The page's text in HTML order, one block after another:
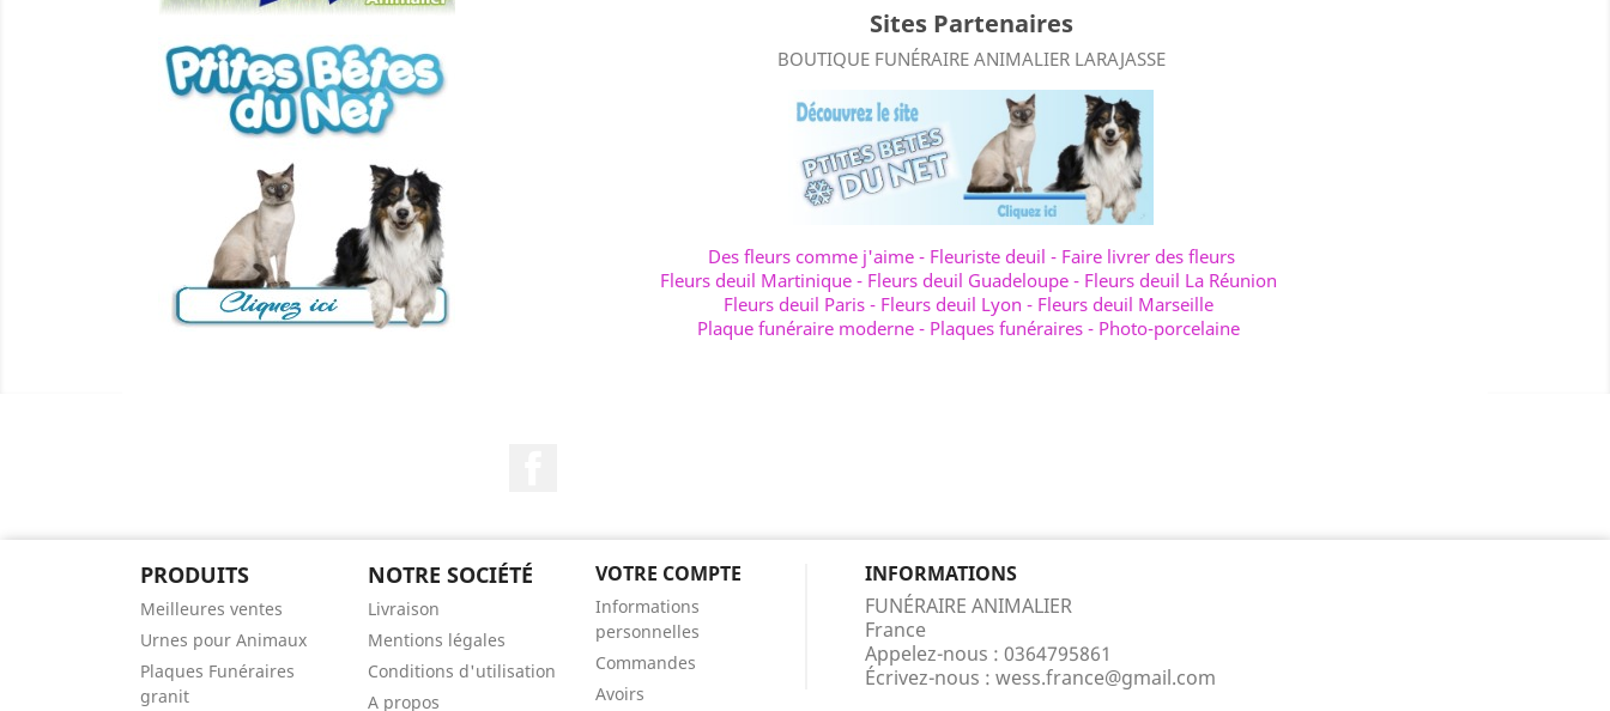
Sites Partenaires
BOUTIQUE FUNÉRAIRE ANIMALIER LARAJASSE
Des fleurs comme j'aime- Fleuriste deuil - Faire livrer des fleurs
Fleurs deuil Martinique - Fleurs deuil Guadeloupe - Fleurs deuil La Réunion
Fleurs deuil Paris - Fleurs deuil Lyon - Fleurs deuil Marseille
Plaque funéraire moderne - Plaques funéraires - Photo-porcelaine
PRODUITS
Meilleures ventes
Urnes pour Animaux
Plaques Funéraires
granit
NOTRE SOCIÉTÉ
Livraison
Mentions légales
Conditions d'utilisation
A propos
VOTRE COMPTE
Informations
personnelles
Commandes
Avoirs
INFORMATIONS
FUNÉRAIRE ANIMALIER
France
Appelez-nous : 0364795861
Écrivez-nous : wess.france@gmail.com